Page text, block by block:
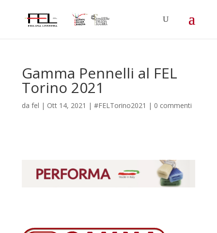
Gamma Pennelli al FEL
Torino 2021
da fel | Ott 14, 2021 | #FELTorino2021 | 0 commenti